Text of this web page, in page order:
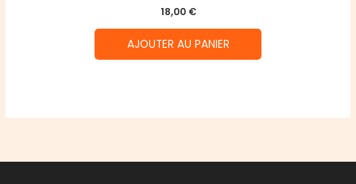
18,00 €
AJOUTER AU PANIER